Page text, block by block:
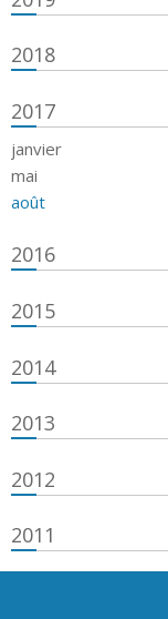
2018
2017
janvier
mai
août
2016
2015
2014
2013
2012
2011